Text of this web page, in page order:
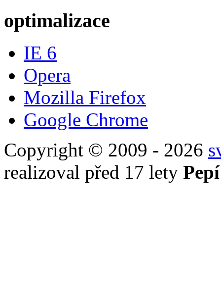
optimalizace
IE 6
Opera
Mozilla Firefox
Google Chrome
Copyright © 2009 - 2026
realizoval před 17 lety